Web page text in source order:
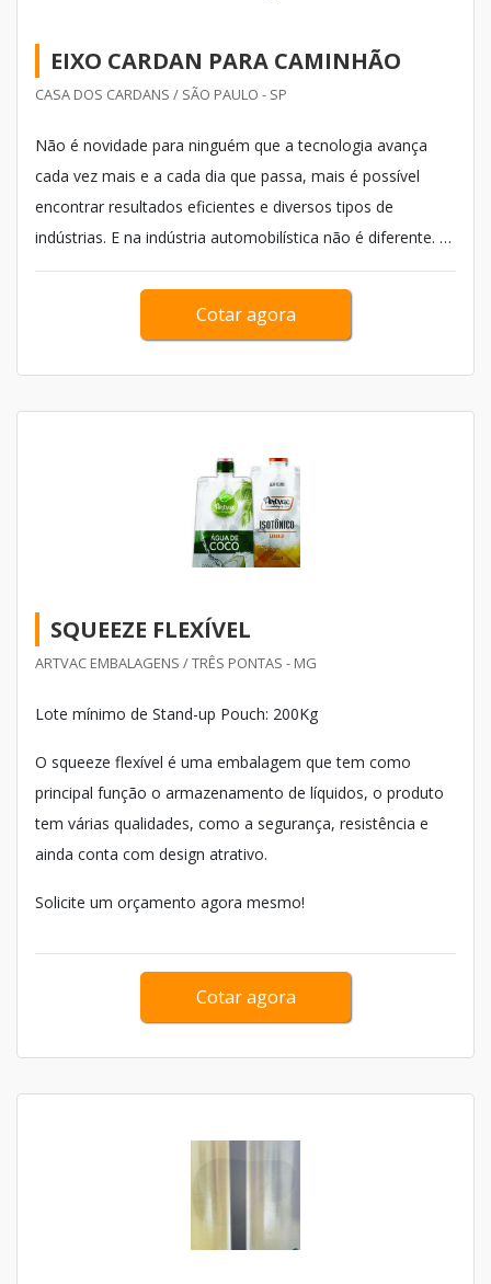
EIXO CARDAN PARA CAMINHÃO
CASA DOS CARDANS / SÃO PAULO - SP
Não é novidade para ninguém que a tecnologia avança
cada vez mais e a cada dia que passa, mais é possível
encontrar resultados eficientes e diversos tipos de
indústrias. E na indústria automobilística não é diferente. A
cada dia que passa surgem novos veículos, com funções
diferentes que poderão oferecer resultados mais eficientes
Cotar agora
SQUEEZE FLEXÍVEL
ARTVAC EMBALAGENS / TRÊS PONTAS - MG
Lote mínimo de Stand-up Pouch: 200Kg
O squeeze flexível é uma embalagem que tem como
principal função o armazenamento de líquidos, o produto
tem várias qualidades, como a segurança, resistência e
ainda conta com design atrativo.
Solicite um orçamento agora mesmo!
Cotar agora